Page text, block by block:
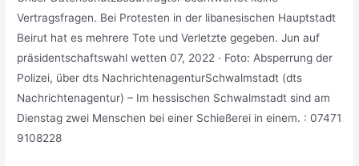
Vertragsfragen. Bei Protesten in der libanesischen Hauptstadt
Beirut hat es mehrere Tote und Verletzte gegeben. Jun auf
präsidentschaftswahl wetten 07, 2022 · Foto: Absperrung der
Polizei, über dts NachrichtenagenturSchwalmstadt (dts
Nachrichtenagentur) – Im hessischen Schwalmstadt sind am
Dienstag zwei Menschen bei einer Schießerei in einem. : 07471
9108228